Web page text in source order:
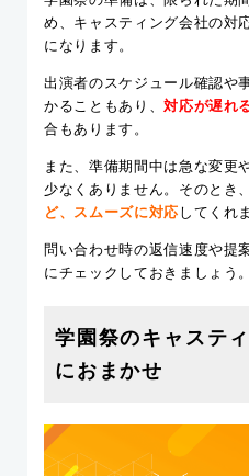
め、キャスティング会社の対
になります。
出演者のスケジュール確認や
かることもあり、対応が遅れ
合もあります。
また、準備期間中は急な変更
少なくありません。そのとき、
ど、スムーズに対応 してくれ
問い合わせ時の返信速度や提
にチェックしておきましょう。
学園祭のキャステ
におまかせ